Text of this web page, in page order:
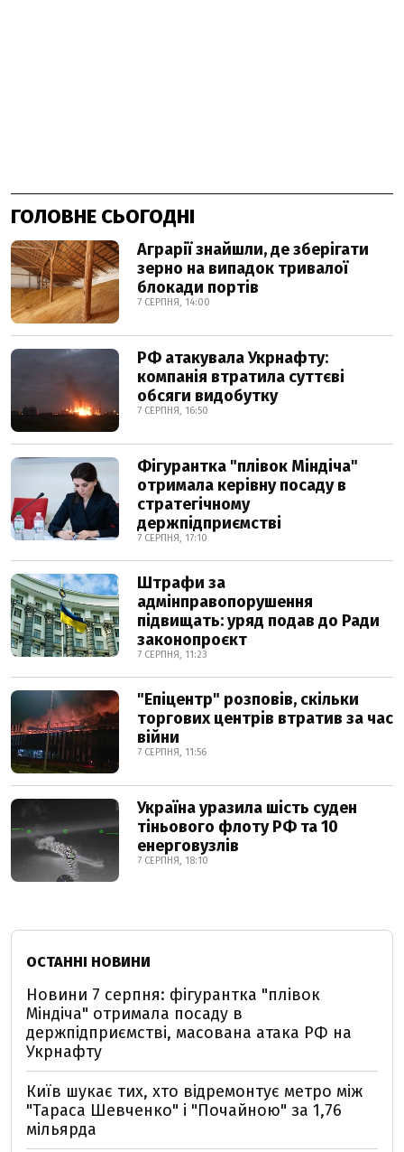
ГОЛОВНЕ СЬОГОДНІ
Аграрії знайшли, де зберігати
зерно на випадок тривалої
блокади портів
7 СЕРПНЯ, 14:00
РФ атакувала Укрнафту:
компанія втратила суттєві
обсяги видобутку
7 СЕРПНЯ, 16:50
Фігурантка "плівок Міндіча"
отримала керівну посаду в
стратегічному
держпідприємстві
7 СЕРПНЯ, 17:10
Штрафи за
адмінправопорушення
підвищать: уряд подав до Ради
законопроєкт
7 СЕРПНЯ, 11:23
"Епіцентр" розповів, скільки
торгових центрів втратив за час
війни
7 СЕРПНЯ, 11:56
Україна уразила шість суден
тіньового флоту РФ та 10
енерговузлів
7 СЕРПНЯ, 18:10
ОСТАННІ НОВИНИ
Новини 7 серпня: фігурантка "плівок
Міндіча" отримала посаду в
держпідприємстві, масована атака РФ на
Укрнафту
Київ шукає тих, хто відремонтує метро між
"Тараса Шевченко" і "Почайною" за 1,76
мільярда